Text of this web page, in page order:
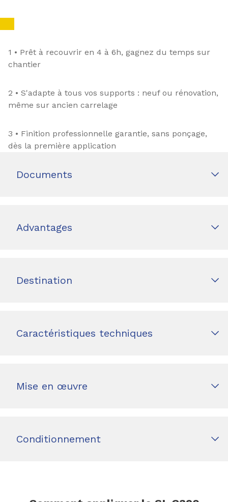
1 • Prêt à recouvrir en 4 à 6h, gagnez du temps sur
chantier
2 • S'adapte à tous vos supports : neuf ou rénovation,
même sur ancien carrelage
3 • Finition professionnelle garantie, sans ponçage,
dès la première application
Documents
Advantages
Destination
Caractéristiques techniques
Mise en œuvre
Conditionnement